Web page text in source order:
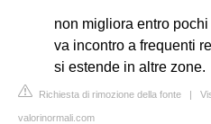
non migliora entro pochi
va incontro a frequenti
si estende in altre zone.
Richiesta di rimozione della fonte |
valorinormali.com